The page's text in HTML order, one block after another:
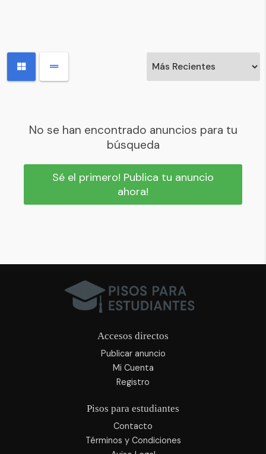
No se han encontrado anuncios para tu
búsqueda
Sé el primero! Publica tu anuncio
ahora!
Accesos directos
Publicar anuncio
Mi Cuenta
Registro
Pisos para estudiantes
Contacto
Términos y Condiciones